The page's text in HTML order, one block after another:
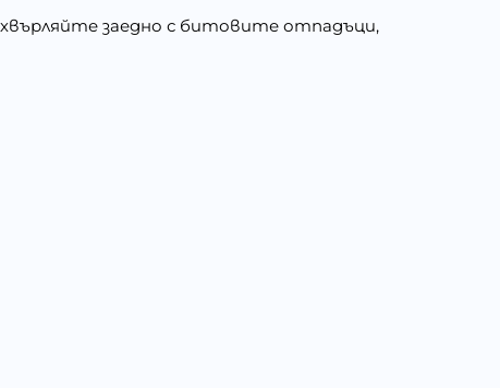
заедно с битовите отпадъци,